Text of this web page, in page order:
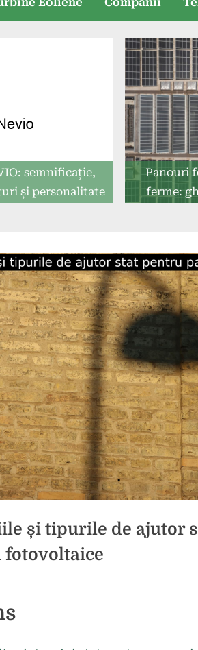
semnificație,
și personalitate
Panouri
ferme:
și tipurile de ajutor